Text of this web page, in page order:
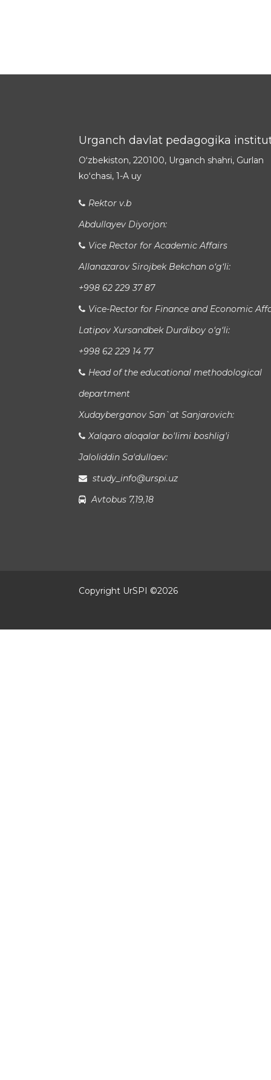
Urganch davlat pedagogika
Oʻzbekiston, 220100, Urganch shahri, Gurlan
koʻchasi, 1-A uy
Rektor v.b
Abdullayev Diyorjon:
Vice Rector for Academic Affairs
Allanazarov Sirojbek Bekchan o‘g‘li:
+998 62 229 37 87
Vice-Rector for Finance and Economic
Latipov Xursandbek Durdiboy o‘g‘li:
+998 62 229 14 77
Head of the educational methodological
department
Xudayberganov San`at Sanjarovich:
Xalqaro aloqalar bo'limi boshlig'i
Jaloliddin Sa'dullaev:
study_info@urspi.uz
Avtobus 7,19,18
Copyright UrSPI ©2026